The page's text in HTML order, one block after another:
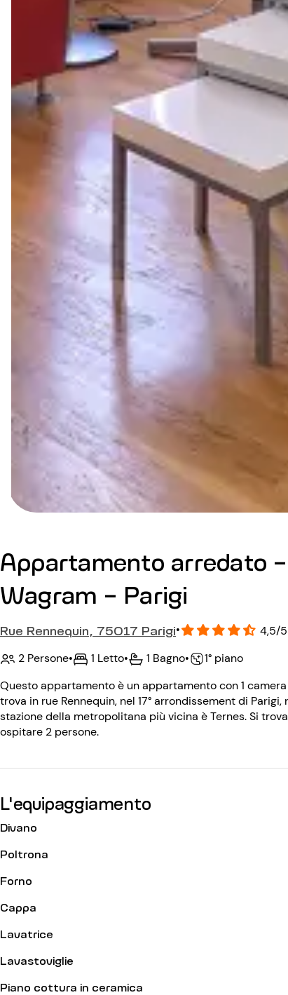
Appartamento arredato
Wagram - Parigi
Rue Rennequin, 75017 Parigi•
4,5/
2 Persone• 1 Letto• 1 Bagno•
1° piano
Questo appartamento è un appartamento con 1
trova in rue Rennequin, nel 17° arrondissement di
stazione della metropolitana più vicina è Ternes. Si
ospitare 2 persone.
L'equipaggiamento
Divano
Poltrona
Forno
Cappa
Lavatrice
Lavastoviglie
Piano cottura in ceramica